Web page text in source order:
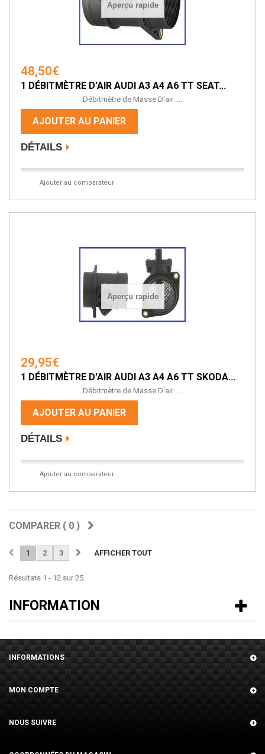
Aperçu rapide
48,50€
1 DÉBITMÈTRE D'AIR AUDI A3 A4 A6 TT SEAT...
Débitmètre de Masse D'air :...
AJOUTER AU PANIER
DÉTAILS
Ajouter au comparateur
Aperçu rapide
29,95€
1 DÉBITMÈTRE D'AIR AUDI A3 A4 A6 TT SKODA...
Débitmètre de Masse D'air :...
AJOUTER AU PANIER
DÉTAILS
Ajouter au comparateur
COMPARER ( 0 )
AFFICHER TOUT
1 2 3
Résultats 1 - 12 sur 25.
INFORMATION
INFORMATIONS
MON COMPTE
NOUS SUIVRE